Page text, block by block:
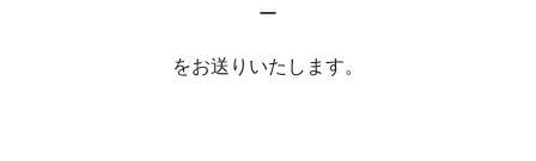
ー
をお送りいたします。